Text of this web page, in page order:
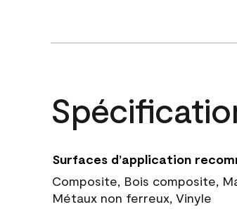
Surfaces d’application
Composite, Bois composite,
Métaux non ferreux, Vinyle